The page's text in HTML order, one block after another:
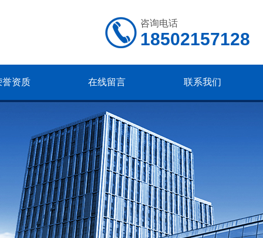
咨询电话
18502157128
誉资质 在线留言 联系我们